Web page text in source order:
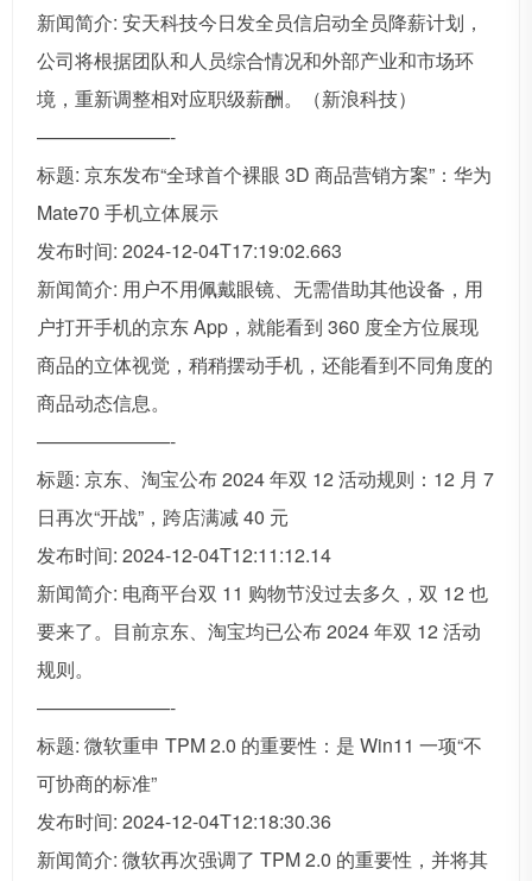
新闻简介: 安天科技今日发全员信启动全员降薪计划，
公司将根据团队和人员综合情况和外部产业和市场环
境，重新调整相对应职级薪酬。（新浪科技）
———————-
标题: 京东发布“全球首个裸眼 3D 商品营销方案”：华为
Mate70 手机立体展示
发布时间: 2024-12-04T17:19:02.663
新闻简介: 用户不用佩戴眼镜、无需借助其他设备，用
户打开手机的京东 App，就能看到 360 度全方位展现
商品的立体视觉，稍稍摆动手机，还能看到不同角度的
商品动态信息。
———————-
标题: 京东、淘宝公布 2024 年双 12 活动规则：12 月 7
日再次“开战”，跨店满减 40 元
发布时间: 2024-12-04T12:11:12.14
新闻简介: 电商平台双 11 购物节没过去多久，双 12 也
要来了。目前京东、淘宝均已公布 2024 年双 12 活动
规则。
———————-
标题: 微软重申 TPM 2.0 的重要性：是 Win11 一项“不
可协商的标准”
发布时间: 2024-12-04T12:18:30.36
新闻简介: 微软再次强调了 TPM 2.0 的重要性，并将其